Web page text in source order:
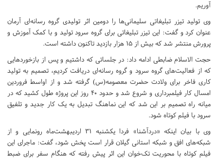
آوریم.
وی تولید تیزر تبلیغاتی سلیمانی‌ها را دومین اثر تولیدی گروه رسانه‌ای آرمان
عنوان کرد و گفت: این تیزر تبلیغاتی برای گروه سرود تولید و با کمک آموزش و
پرورش منتشر شد که بیش از ۱۵ هزار بازدید تاکنون داشته است.
حجت الاسلام ضابطی ادامه داد: در جلساتی که داشتیم و پس از بازخوردهایی
که از فعالیت‌های گروه سرود و گروه رسانه‌ای دریافت کردیم، تصمیم به تولید
کاری فاخر برای ولادت حضرت معصومه(س) گرفته شد و از اواسط فروردین
امسال کار فیلمبرداری و شروع شد و حدود ۴۰ روز این پروژه طول کشید که در
میانه راه تصمیم بر این شد که این نماهنگ تبدیل به یک کار جدید و تلفیق
سرود با فیلم کوتاه شود.
وی با بیان اینکه «دردآشنا» فردا یکشنبه ۳۱ اردیبهشت‌ماه رونمایی و از
شبکه‌های افق و شبکه استانی گیلان قرار است پخش شود، گفت: ماجرای این
فیلم کوتاه با محوریت تک‌خوان این اثر پیش رفته که هنگام سفر برای ضبط